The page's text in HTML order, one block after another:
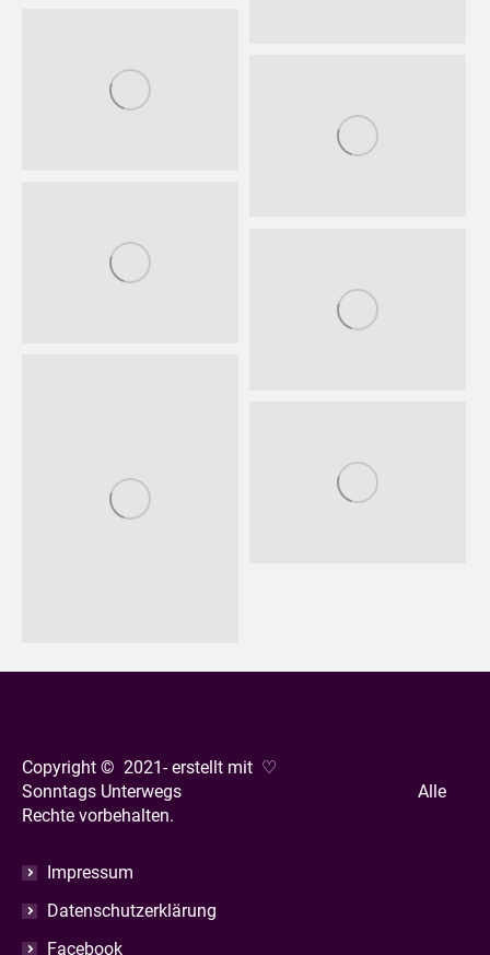
Copyright © 2021- erstellt mit ♡
Sonntags Unterwegs Alle
Rechte vorbehalten.
Impressum
Datenschutzerklärung
Facebook